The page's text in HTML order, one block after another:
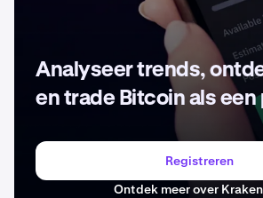
Analyseer trends,
en trade Bitcoin als een
Registreren
Ontdek meer over